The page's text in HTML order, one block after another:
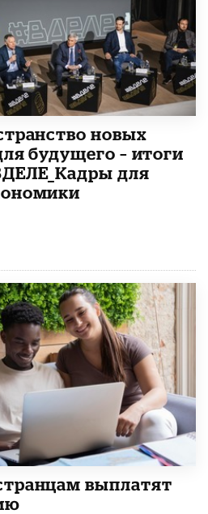
новых
будущего – итоги
для
выплатят